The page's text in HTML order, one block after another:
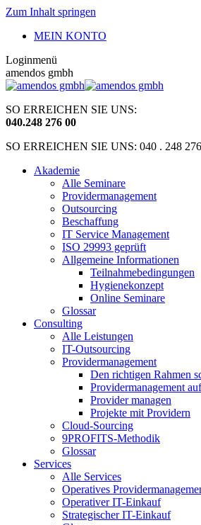
Zum Inhalt springen
MEIN KONTO
Loginmenü
amendos gmbh
SO ERREICHEN SIE UNS:
040.248 276 00
SO ERREICHEN SIE UNS: 040 . 248
Akademie
Alle Seminare
Providermanagement
Outsourcing
Beschaffung
IT Service Management
ISO 29993 geprüft
Allgemeine Informationen
Teilnahmebedingungen
Hygienekonzept
Online Seminare
Glossar
Consulting
Alle Leistungen
IT-Outsourcing
Providermanagement
Den richtigen Rahmen
Providermanagement
Provider managen
Projekte mit Providern
Cloud-Sourcing
9PROFITS-Methodik
Glossar
Services
Alle Services
Operatives
Operativer IT-Einkauf
Strategischer IT-Einkauf